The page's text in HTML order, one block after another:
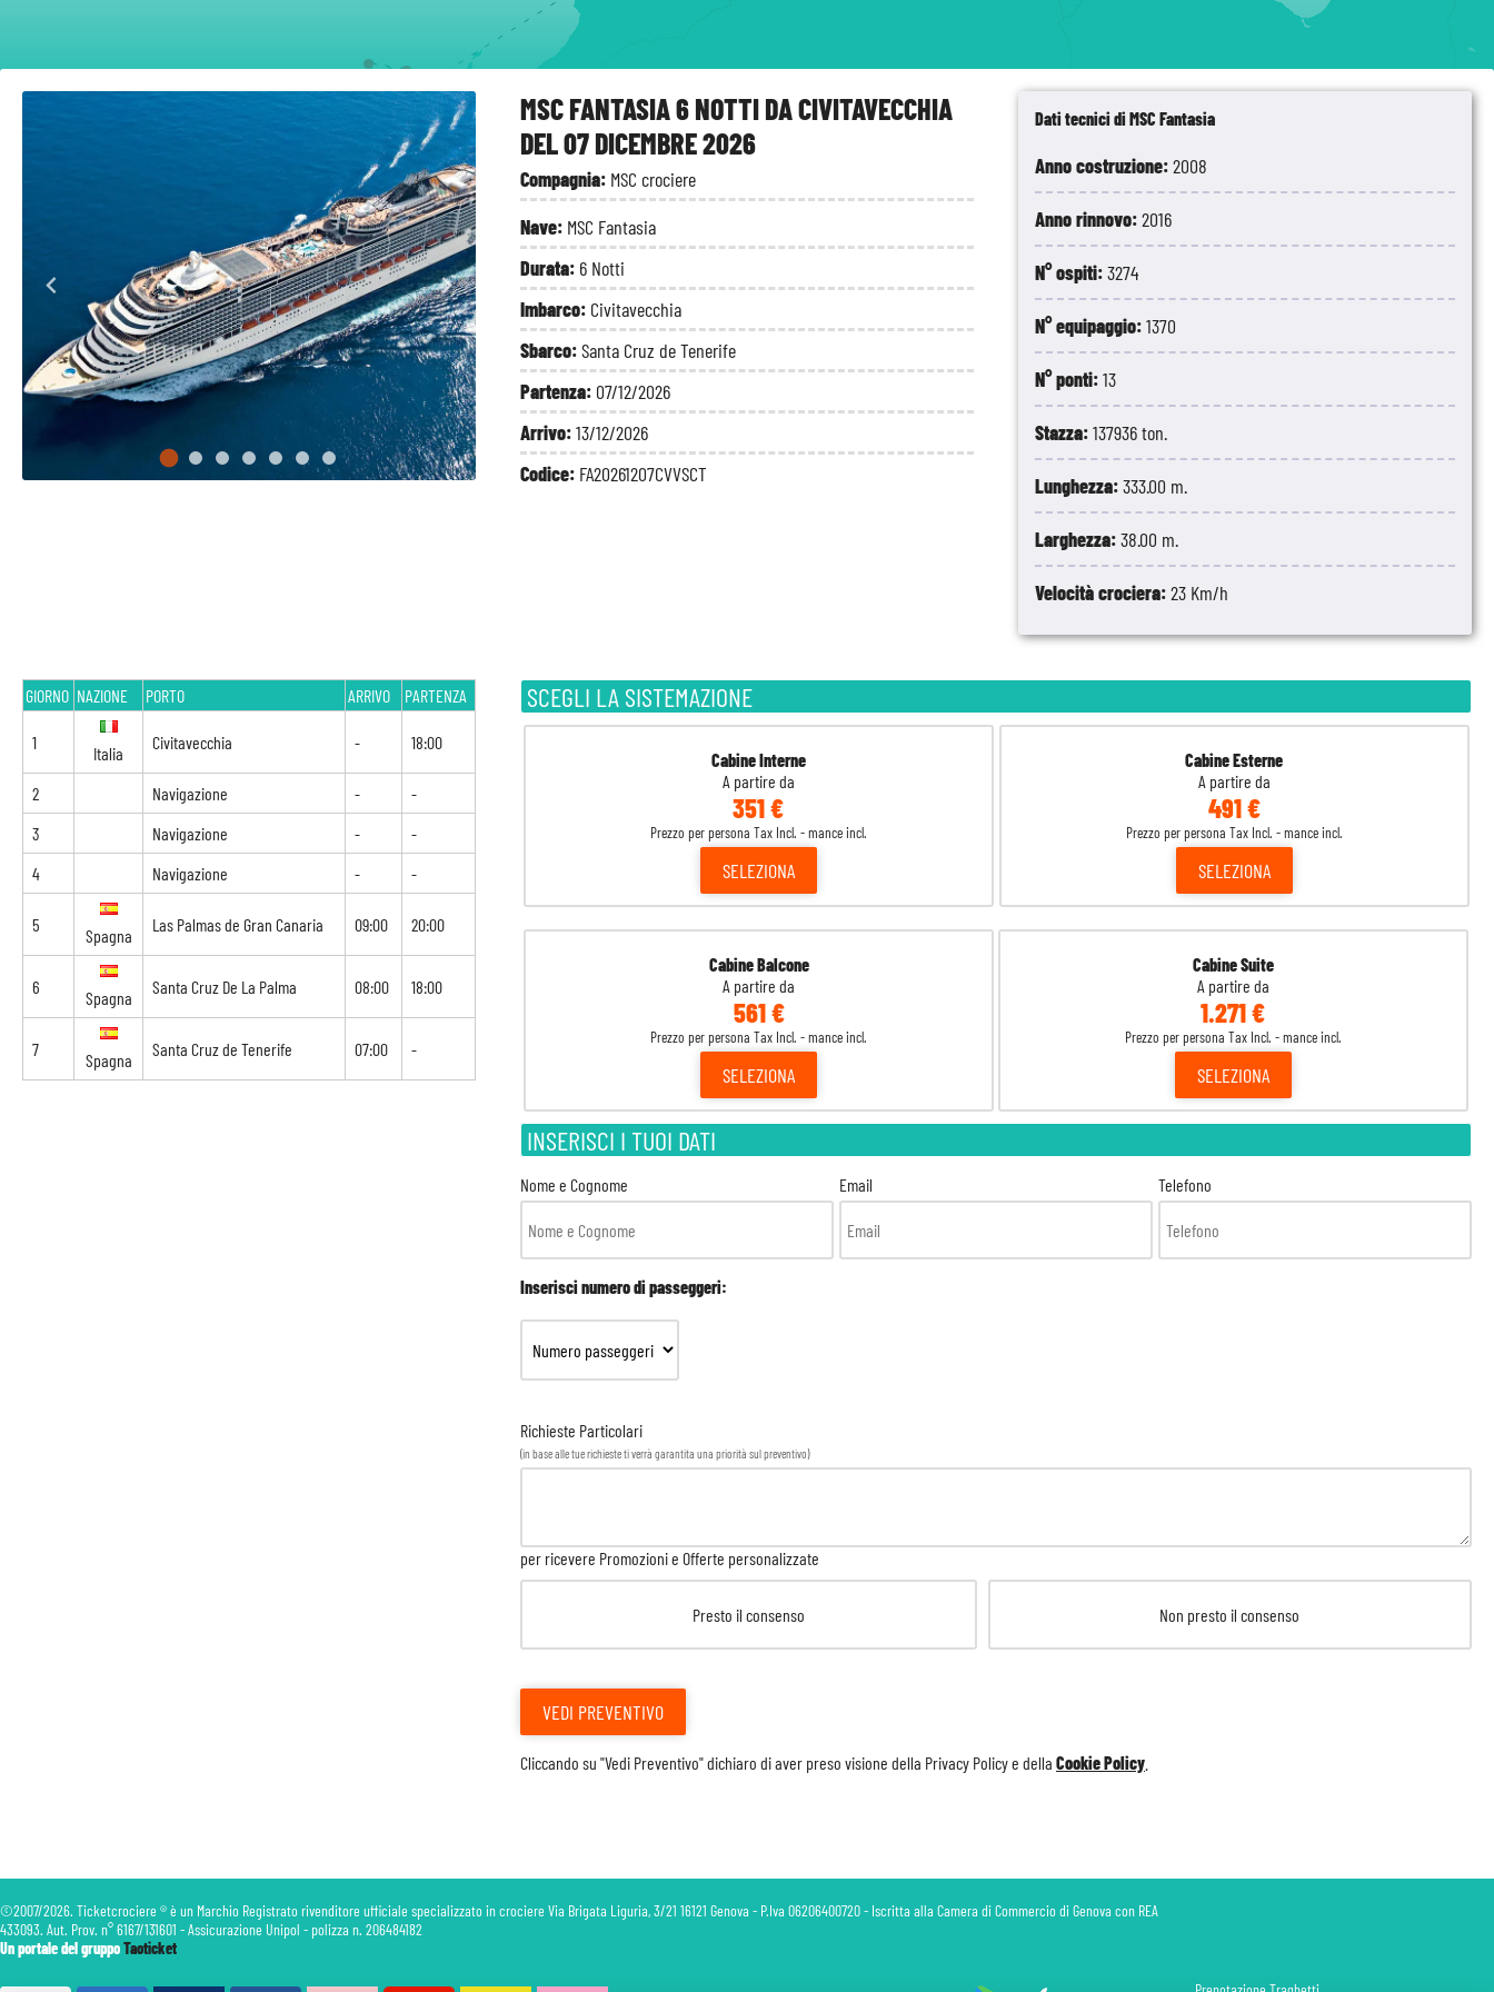
MSC FANTASIA 6 NOTTI DA CIVITAVECCHIA
DEL 07 DICEMBRE 2026
Compagnia: MSC crociere
Nave: MSC Fantasia
Durata: 6 Notti
Imbarco: Civitavecchia
Sbarco:Santa Cruz de Tenerife
Partenza: 07/12/2026
Arrivo:13/12/2026
Codice: FA20261207CVVSCT
Dati tecnici di MSC Fantasia
Anno costruzione:2008
Anno rinnovo:2016
N° ospiti:3274
N° equipaggio:1370
N° ponti:13
Stazza:137936 ton.
Lunghezza:333.00 m.
Larghezza:38.00 m.
Velocità crociera:23 Km/h
SCEGLI LA SISTEMAZIONE
Cabine Interne
A partire da
351 €
Prezzo per persona Tax Incl. - mance incl.
SELEZIONA
Cabine Esterne
A partire da
491 €
Prezzo per persona Tax Incl. - mance incl.
SELEZIONA
Cabine Balcone
A partire da
561 €
Prezzo per persona Tax Incl. - mance incl.
SELEZIONA
Cabine Suite
A partire da
1.271 €
Prezzo per persona Tax Incl. - mance incl.
SELEZIONA
INSERISCI I TUOI DATI
Nome e Cognome Email Telefono
Inserisci numero di passeggeri:
Richieste Particolari
(in base alle tue richieste ti verrà garantita una priorità sul preventivo)
per ricevere Promozioni e Offerte personalizzate
Presto il consenso Non presto il consenso
VEDI PREVENTIVO
Cliccando su "Vedi Preventivo" dichiaro di aver preso visione della Privacy Policye della Cookie Policy
GIORNO NAZIONE PORTO ARRIVO PARTENZA
1
Italia
Civitavecchia - 18:00
2 Navigazione -
-
3
Navigazione -
-
4
Navigazione - -
5
Spagna
Las Palmas de Gran Canaria 09:00 20:00
6
Spagna
Santa Cruz De La Palma 08:00 18:00
7
Spagna
Santa Cruz de Tenerife 07:00 -
Las Palmas de Gran Canaria
©2007/2026. Ticketcrociere ® è un Marchio Registrato rivenditore ufficiale specializzato in crociere Via Brigata Liguria, 3/21 16121 Genova - P.Iva 06206400720 - Iscritta alla Camera di Commercio di Genova con REA
433093. Aut. Prov. n° 6167/131601 - Assicurazione Unipol - polizza n. 206484182
Un portale del gruppoTaoticket